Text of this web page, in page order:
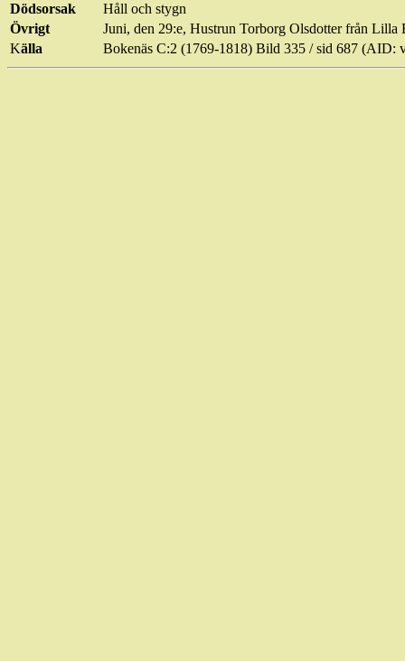
Dödsorsak
Håll och stygn
Övrigt
Juni, den 29:e, Hustrun Torborg Olsdotter från
Källa Bokenäs C:2 (1769-1818) Bild 335 / sid 687 (AID: